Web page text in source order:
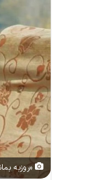
«روزبه